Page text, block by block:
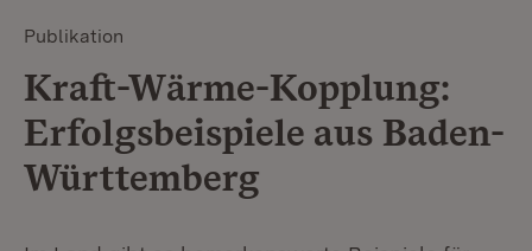
Publikation
Kraft-Wärme-Kopplung:
Erfolgsbeispiele aus Baden-
Württemberg